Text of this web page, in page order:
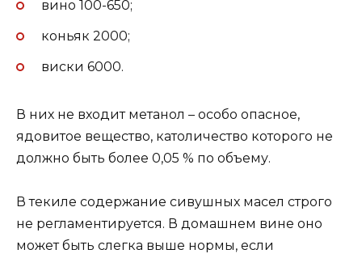
вино 100-650;
коньяк 2000;
виски 6000.
В них не входит метанол – особо опасное,
ядовитое вещество, католичество которого не
должно быть более 0,05 % по объему.
В текиле содержание сивушных масел строго
не регламентируется. В домашнем вине оно
может быть слегка выше нормы, если